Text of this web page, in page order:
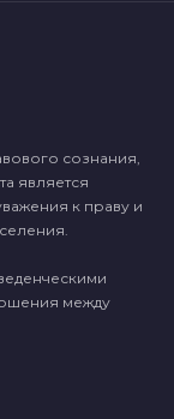
сознания,
является
к праву и
между